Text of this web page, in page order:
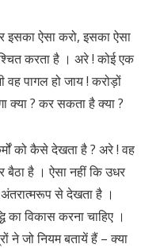
इसका ऐसा करो, इसका ऐसा
करता है । अरे ! कोई एक
पागल हो जाय ! करोड़ों
क्या ? कर सकता है क्या ?
को कैसे देखता है ? अरे ! वह
बैठा है । ऐसा नहीं कि उधर
से देखता है ।
विकास करना चाहिए ।
ने जो नियम बतायें हैं – क्या